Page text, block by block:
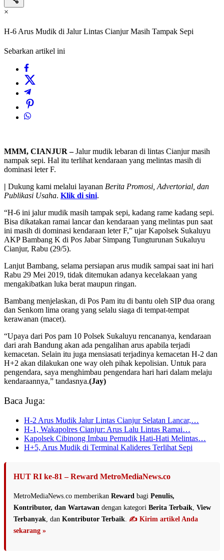
×
H-6 Arus Mudik di Jalur Lintas Cianjur Masih Tampak Sepi
Sebarkan artikel ini
MMM, CIANJUR –Jalur mudik lebaran di lintas Cianjur masih
nampak sepi. Hal itu terlihat kendaraan yang melintas masih di
dominasi leter F.
| Dukung kami melalui layanan Berita Promosi, Advertorial, dan
Publikasi Usaha. Klik di sini.
“H-6 ini jalur mudik masih tampak sepi, kadang rame kadang sepi.
Bisa dikatakan ramai lancar dan kendaraan yang melintas pun saat
ini masih di dominasi kendaraan leter F,” ujar Kapolsek Sukaluyu
AKP Bambang K di Pos Jabar Simpang Tungturunan Sukaluyu
Cianjur, Rabu (29/5).
Lanjut Bambang, selama persiapan arus mudik sampai saat ini hari
Rabu 29 Mei 2019, tidak ditemukan adanya kecelakaan yang
mengakibatkan luka berat maupun ringan.
Bambang menjelaskan, di Pos Pam itu di bantu oleh SIP dua orang
dan Senkom lima orang yang selalu siaga di tempat-tempat
kerawanan (macet).
“Upaya dari Pos pam 10 Polsek Sukaluyu rencananya, kendaraan
dari arah Bandung akan ada pengalihan arus apabila terjadi
kemacetan. Selain itu juga mensiasati terjadinya kemacetan H-2 dan
H+2 akan dilakukan one way oleh pihak kepolisian. Untuk para
pengendara, saya menghimbau pengendara hari hari dalam melaju
kendaraannya,” tandasnya.(Jay)
Baca Juga:
H-2 Arus Mudik Jalur Lintas Cianjur Selatan Lancar,…
H-1, Wakapolres Cianjur: Arus Lalu Lintas Ramai…
Kapolsek Cibinong Imbau Pemudik Hati-Hati Melintas…
H+5, Arus Mudik di Terminal Kalideres Terlihat Sepi
HUT RI ke-81 – Reward MetroMediaNews.co
MetroMediaNews.co memberikan Reward bagi Penulis,
Kontributor, dan Wartawan dengan kategori Berita Terbaik View
Terbanyak , dan Kontributor Terbaik ✍️ Kirim artikel Anda
sekarang »